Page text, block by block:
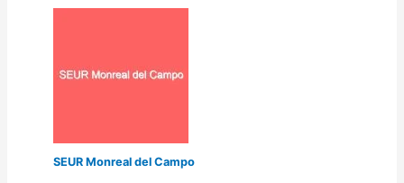
SEUR Monreal del Campo